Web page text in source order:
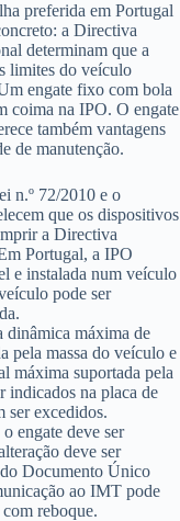
preferida em Portugal
a Directiva
determinam que a
limites do veículo
engate fixo com bola
coima na IPO. O engate
também vantagens
de manutenção.
n.º 72/2010 e o
que os dispositivos
a Directiva
Portugal, a IPO
e instalada num veículo
pode ser
dinâmica máxima de
pela massa do veículo e
máxima suportada pela
indicados na placa de
ser excedidos.
engate deve ser
deve ser
Documento Único
ao IMT pode
reboque.